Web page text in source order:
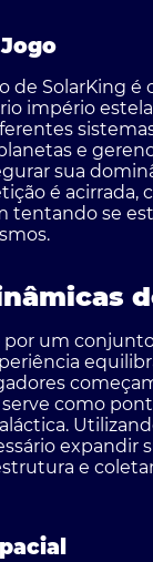
de SolarKing é
império
e
sua
é acirrada,
tentando se
por um
como
expandir
e